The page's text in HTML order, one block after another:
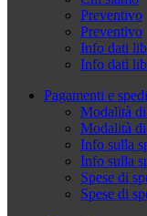
Preventivo
Preventivo
Info dati
Info dati
Pagamenti e
Modalità
Modalità
Info sulla
Info sulla
Spese di
Spese di